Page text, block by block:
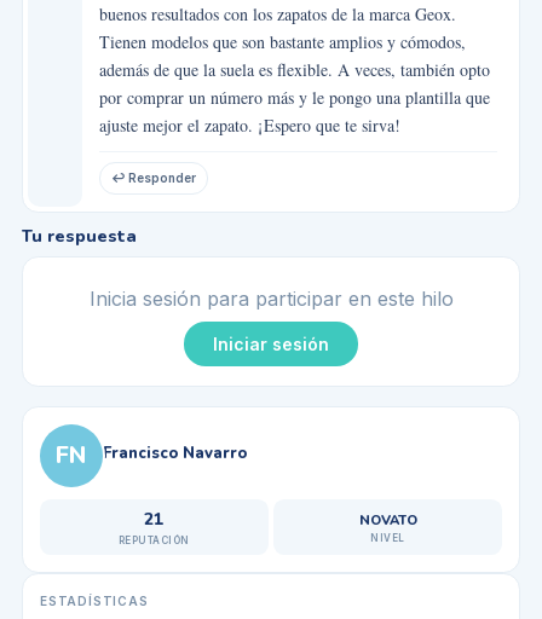
buenos resultados con los zapatos de la marca Geox.
Tienen modelos que son bastante amplios y cómodos,
además de que la suela es flexible. A veces, también opto
por comprar un número más y le pongo una plantilla que
ajuste mejor el zapato. ¡Espero que te sirva!
↩ Responder
Tu respuesta
Inicia sesión para participar en este hilo
Iniciar sesión
FN Francisco Navarro
21
REPUTACIÓN
NOVATO
NIVEL
ESTADÍSTICAS